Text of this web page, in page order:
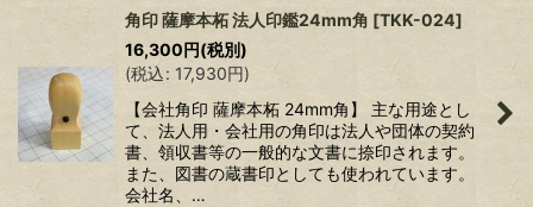
角印 薩摩本柘 法人印鑑24mm角 [TKK-024]
16,300円(税別)
(税込: 17,930円)
【会社角印 薩摩本柘 24mm角】 主な用途とし
て、法人用・会社用の角印は法人や団体の契約
書、領収書等の一般的な文書に捺印されます。
また、図書の蔵書印としても使われています。
会社名、…